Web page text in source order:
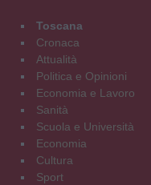
Toscana
Cronaca
Attualità
Politica e Opinioni
Economia e Lavoro
Sanità
Scuola e Università
Economia
Cultura
Sport